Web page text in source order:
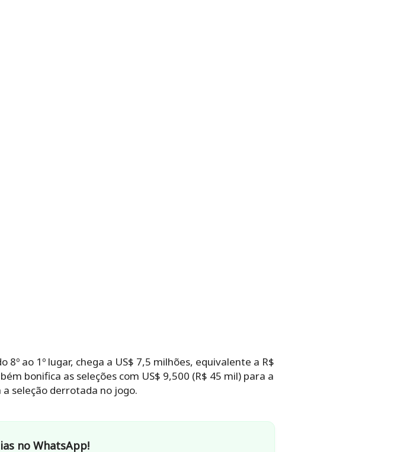
ao 1º lugar, chega a US$ 7,5 milhões, equivalente a R$
bonifica as seleções com US$ 9,500 (R$ 45 mil) para a
seleção derrotada no jogo.
no WhatsApp!